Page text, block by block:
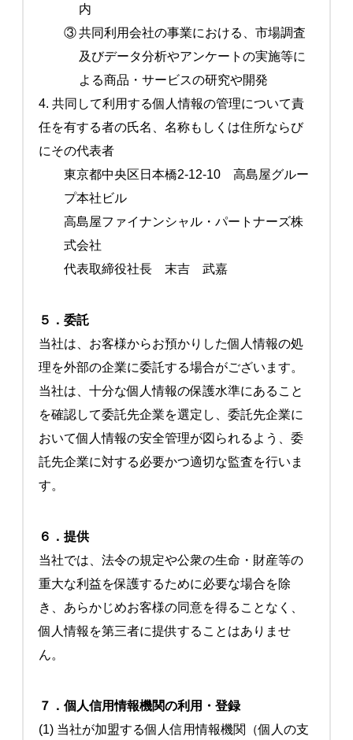
内
③共同利用会社の事業における、市場調査
及びデータ分析やアンケートの実施等に
よる商品・サービスの研究や開発
4. 共同して利用する個人情報の管理について責
任を有する者の氏名、名称もしくは住所ならび
にその代表者
東京都中央区日本橋2-12-10 高島屋グルー
プ本社ビル
高島屋ファイナンシャル・パートナーズ株
式会社
代表取締役社長 末吉 武嘉
５．委託
当社は、お客様からお預かりした個人情報の処
理を外部の企業に委託する場合がございます。
当社は、十分な個人情報の保護水準にあること
を確認して委託先企業を選定し、委託先企業に
おいて個人情報の安全管理が図られるよう、委
託先企業に対する必要かつ適切な監査を行いま
す。
６．提供
当社では、法令の規定や公衆の生命・財産等の
重大な利益を保護するために必要な場合を除
き、あらかじめお客様の同意を得ることなく、
個人情報を第三者に提供することはありませ
ん。
７．個人信用情報機関の利用・登録
(1) 当社が加盟する個人信用情報機関（個人の支